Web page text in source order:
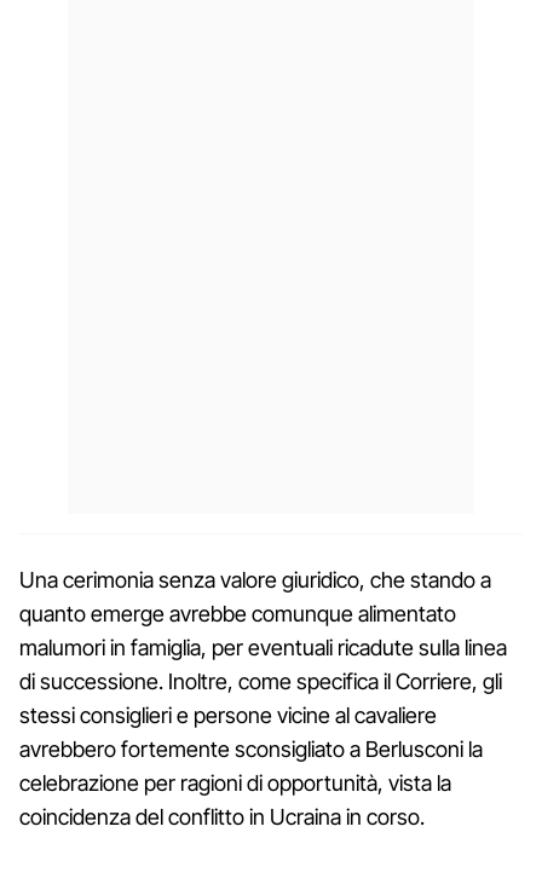
Una cerimonia senza valore giuridico, che stando a
quanto emerge avrebbe comunque alimentato
malumori in famiglia, per eventuali ricadute sulla linea
di successione. Inoltre, come specifica il Corriere, gli
stessi consiglieri e persone vicine al cavaliere
avrebbero fortemente sconsigliato a Berlusconi la
celebrazione per ragioni di opportunità, vista la
coincidenza del conflitto in Ucraina in corso.